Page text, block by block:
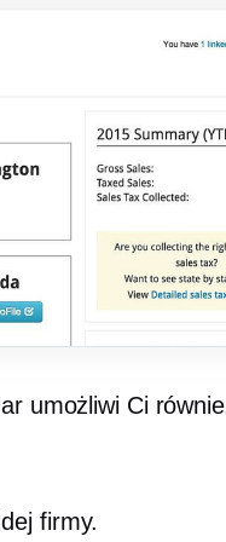
umożliwi Ci
firmy.